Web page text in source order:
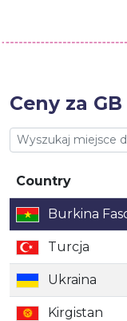
Ceny za GB
Country
CountryBurkina
Turcja
Ukraina
Kirgistan